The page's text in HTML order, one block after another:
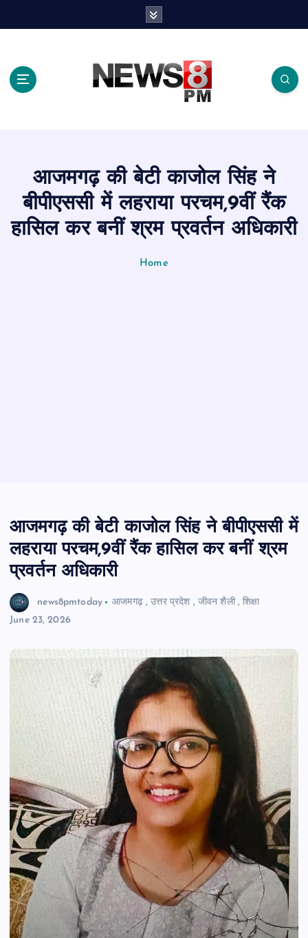
आजमगढ़ की बेटी काजोल सिंह ने
बीपीएससी में लहराया परचम,9वीं रैंक
हासिल कर बनीं श्रम प्रवर्तन अधिकारी
Home
आजमगढ़ की बेटी काजोल सिंह ने बीपीएससी में
लहराया परचम,9वीं रैंक हासिल कर बनीं श्रम
प्रवर्तन अधिकारी
news8pmtoday आजमगढ़,उत्तर प्रदेश , जीवन शैली,शिक्षा
June 23, 2026